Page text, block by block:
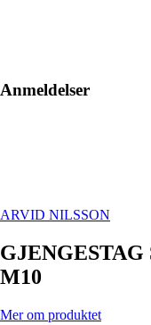
Anmeldelser
ARVID NILSSON
GJENGESTAG
M10
Mer om produktet